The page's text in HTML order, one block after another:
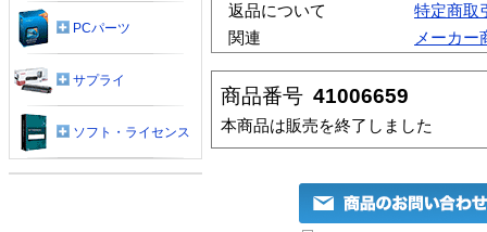
返品について
特定商取
関連
メーカー
商品番号 41006659
本商品は販売を終了しました
PCパーツ
サプライ
ソフト・ライセンス